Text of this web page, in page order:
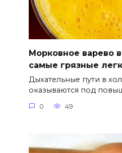
Морковное варево
самые грязные
Дыхательные пути в
оказываются под
0 49